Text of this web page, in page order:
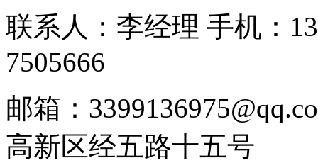
联系人：李经理 手机：
7505666
邮箱：
高新区经五路十五号